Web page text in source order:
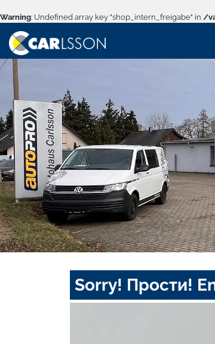
Warning: Undefined array key "shop_intern_freigabe" in /
Sorry! Прости!